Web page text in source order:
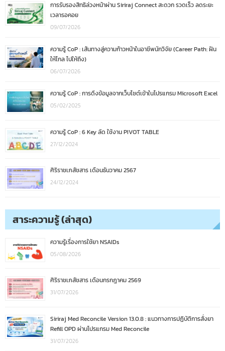
การรับรองสิทธิล่วงหน้าผ่าน Siriraj Connect สะดวก รวดเร็ว ลดระยะ
เวลารอคอย
09/07/2026
ความรู้ CoP : เส้นทางสู่ความก้าวหน้าในอาชีพนักวิจัย (Career Path: ฝัน
ให้ไกล ไปให้ถึง)
06/07/2026
ความรู้ CoP : การดึงข้อมูลจากเว็บไซต์เข้าในโปรแกรม Microsoft Excel
05/02/2025
ความรู้ CoP : 6 Key ลัด ใช้งาน PIVOT TABLE
27/12/2024
ศิริราชเภสัชสาร เดือนธันวาคม 2567
24/12/2024
สาระความรู้ (ล่าสุด)
ความรู้เรื่องการใช้ยา NSAIDs
05/08/2026
ศิริราชเภสัชสาร เดือนกรกฎาคม 2569
31/07/2026
Siriraj Med Reconcile Version 13.0.8 : แนวทางการปฏิบัติการสั่งยา
Refill OPD ผ่านโปรแกรม Med Reconcile
31/07/2026